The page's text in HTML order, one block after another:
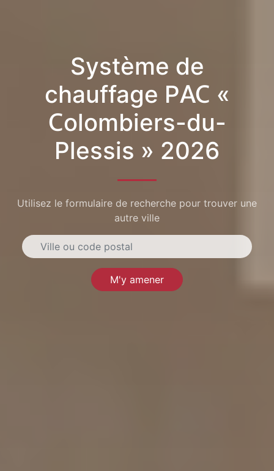
Système de
chauffage PAC «
Colombiers-du-
Plessis » 2026
Utilisez le formulaire de recherche pour trouver une
autre ville
M'y amener